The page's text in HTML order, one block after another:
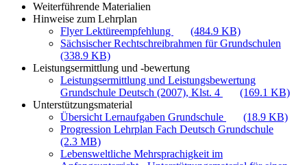
Weiterführende Materialien
Hinweise zum Lehrplan
Flyer Lektüreempfehlung
(484.9 KB)
Sächsischer Rechtschreibrahmen für Grundschulen
(338.9 KB)
Leistungsermittlung und -bewertung
Leistungsermittlung und Leistungsbewertung
Grundschule Deutsch (2007), Klst. 4
(169.1 KB)
Unterstützungsmaterial
Übersicht Lernaufgaben Grundschule
(18.9 KB)
Progression Lehrplan Fach Deutsch Grundschule
(2.3 MB)
Lebensweltliche Mehrsprachigkeit im